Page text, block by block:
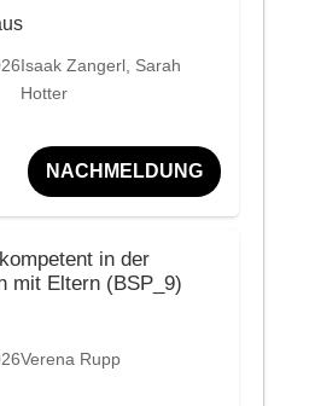
Isaak Zangerl, Sarah
Hotter
NACHMELDUNG
in der
mit Eltern (BSP_9)
Verena Rupp